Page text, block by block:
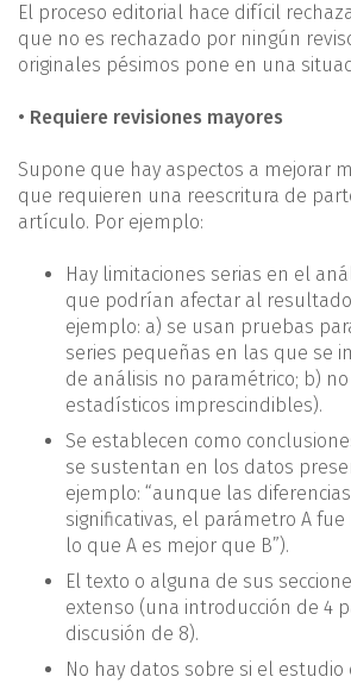
El proceso editorial hace difícil
que no es rechazado por ningún
originales pésimos pone en una
• Requiere revisiones mayores
Supone que hay aspectos a mejorar
que requieren una reescritura de
artículo. Por ejemplo:
Hay limitaciones serias en el
que podrían afectar al
ejemplo: a) se usan pruebas
series pequeñas en las que se
de análisis no paramétrico; b)
estadísticos imprescindibles).
Se establecen como
se sustentan en los datos
ejemplo: “aunque las
significativas, el parámetro A
lo que A es mejor que B”).
El texto o alguna de sus
extenso (una introducción de 4
discusión de 8).
No hay datos sobre si el